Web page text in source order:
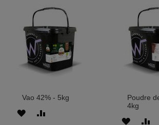
Vao 42% - 5kg
AJOUTERAJOUTER
Poudre
4kg